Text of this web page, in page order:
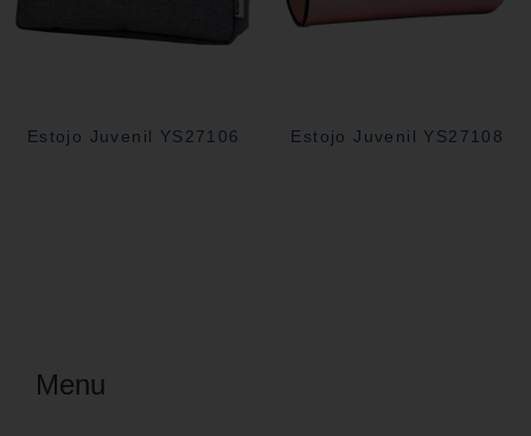
Estojo Juvenil YS27106 Estojo Juvenil YS27108
Menu